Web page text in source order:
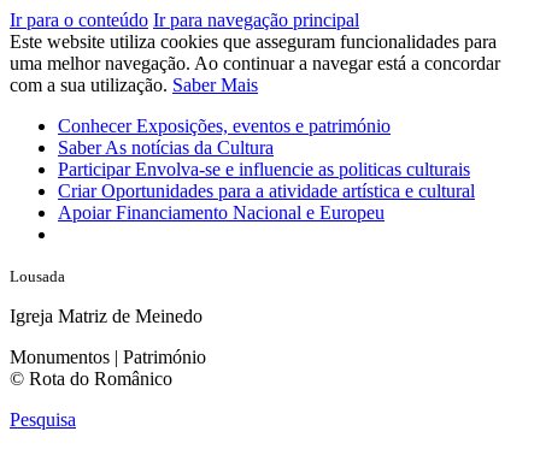
Ir para o conteúdo Ir para navegação principal
Este website utiliza cookies que asseguram funcionalidades para
uma melhor navegação. Ao continuar a navegar está a concordar
com a sua utilização. Saber Mais
ConhecerExposições, eventos e património
SaberAs notícias da Cultura
ParticiparEnvolva-se e influencie as politicas culturais
CriarOportunidades para a atividade artística e cultural
ApoiarFinanciamento Nacional e Europeu
Lousada
Igreja Matriz de Meinedo
Monumentos | Património
© Rota do Românico
Pesquisa